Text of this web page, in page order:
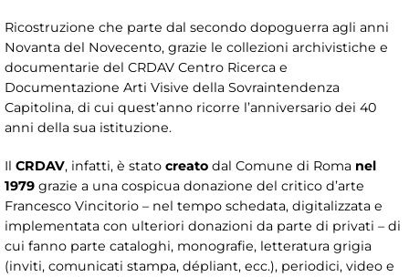
Ricostruzione che parte dal secondo dopoguerra agli anni
Novanta del Novecento, grazie le collezioni archivistiche e
documentarie del CRDAV Centro Ricerca e
Documentazione Arti Visive della Sovraintendenza
Capitolina, di cui quest’anno ricorre l’anniversario dei 40
anni della sua istituzione.
Il CRDAV, infatti, è stato creato dal Comune di Roma nel
1979 grazie a una cospicua donazione del critico d’arte
Francesco Vincitorio – nel tempo schedata, digitalizzata e
implementata con ulteriori donazioni da parte di privati – di
cui fanno parte cataloghi, monografie, letteratura grigia
(inviti, comunicati stampa, dépliant, ecc.), periodici, video e